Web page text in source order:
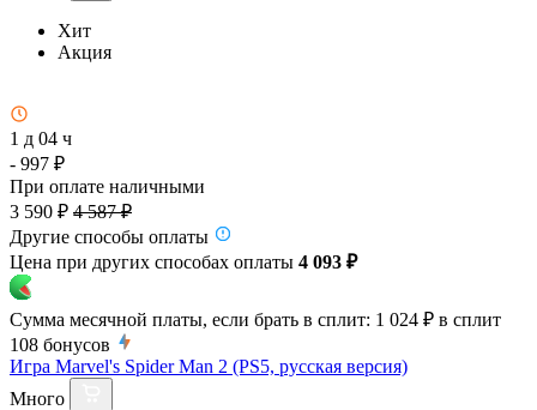
Хит
Акция
1 д 04 ч
- 997 ₽
При оплате наличными
3 590 ₽ 4 587 ₽
Другие способы оплаты
Цена при других способах оплаты 4 093 ₽
Сумма месячной платы, если брать в сплит: 1 024 ₽ в сплит
108 бонусов
Игра Marvel's Spider Man 2 (PS5, русская версия)
Много